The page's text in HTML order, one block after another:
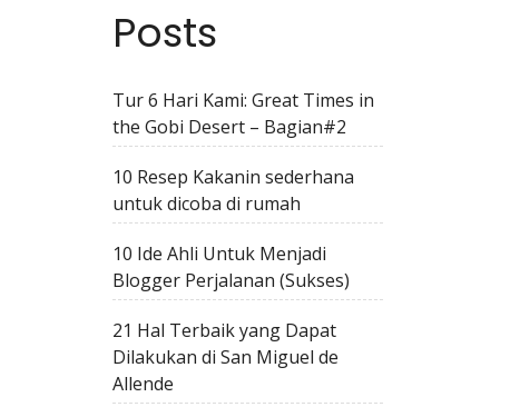
Posts
Tur 6 Hari Kami: Great Times in
the Gobi Desert – Bagian#2
10 Resep Kakanin sederhana
untuk dicoba di rumah
10 Ide Ahli Untuk Menjadi
Blogger Perjalanan (Sukses)
21 Hal Terbaik yang Dapat
Dilakukan di San Miguel de
Allende